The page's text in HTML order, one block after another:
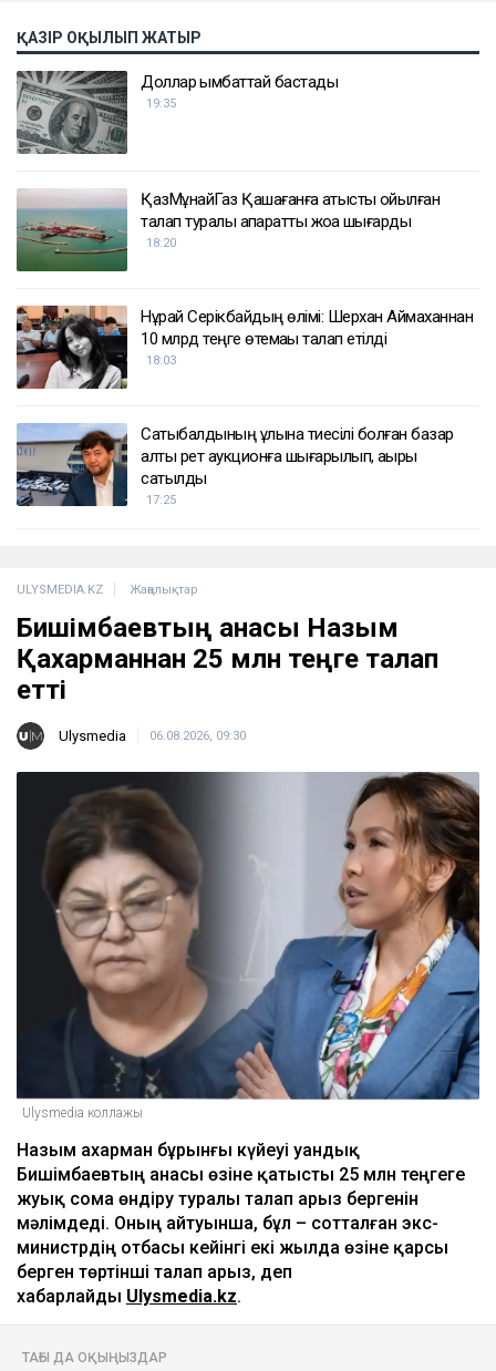
ҚАЗІР ОҚЫЛЫП ЖАТЫР
Доллар қымбаттай бастады
19:35
ҚазМұнайГаз Қашағанға қатысты қойылған
талап туралы ақпаратты жоққа шығарды
18:20
Нұрай Серікбайдың өлімі: Шерхан Аймаханнан
10 млрд теңге өтемақы талап етілді
18:03
Сатыбалдының ұлына тиесілі болған базар
алты рет аукционға шығарылып, ақыры
сатылды
17:25
ULYSMEDIA.KZ Жаңалықтар
Бишімбаевтың анасы Назым
Қахарманнан 25 млн теңге талап
етті
Ulysmedia 06.08.2026, 09:30
Ulysmedia коллажы
Назым Қахарман бұрынғы күйеуі Қуандық
Бишімбаевтың анасы өзіне қатысты 25 млн теңгеге
жуық сома өндіру туралы талап арыз бергенін
мәлімдеді. Оның айтуынша, бұл – сотталған экс-
министрдің отбасы кейінгі екі жылда өзіне қарсы
берген төртінші талап арыз, деп
хабарлайды Ulysmedia.kz.
ТАҒЫ ДА ОҚЫҢЫЗДАР